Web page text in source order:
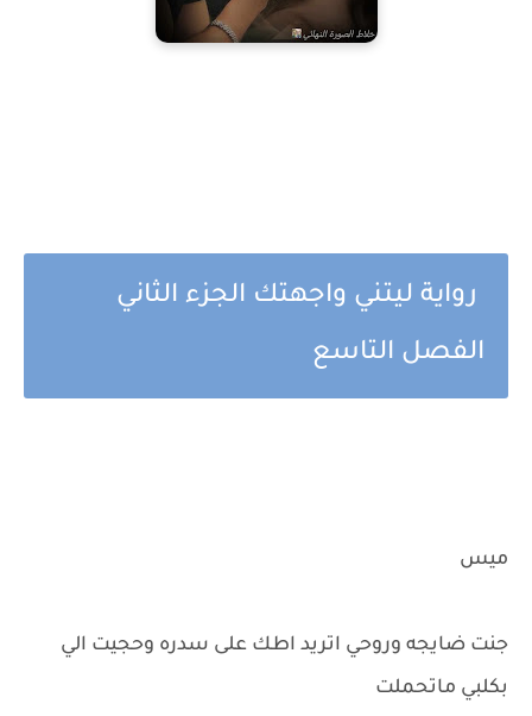
رواية ليتني واجهتك الجزء الثاني
الفصل التاسع
ميس
جنت ضايجه وروحي اتريد اطك على سدره وحجيت الي
بكلبي ماتحملت